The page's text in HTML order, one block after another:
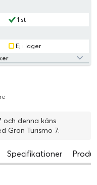
1 st
Ej i lager
och denna käns
Gran Turismo 7.
Specifikationer